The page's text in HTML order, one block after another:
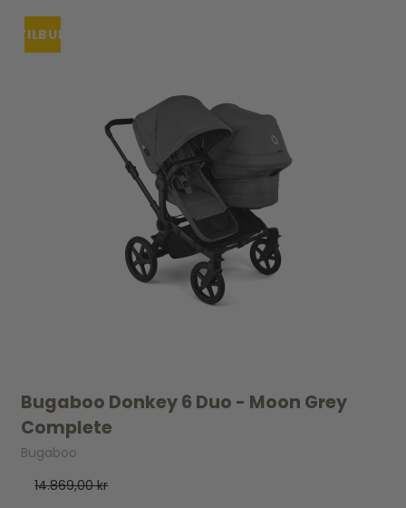
TILBUD
Bugaboo Donkey 6 Duo - Moon Grey
Complete
Bugaboo
14.869,00 kr